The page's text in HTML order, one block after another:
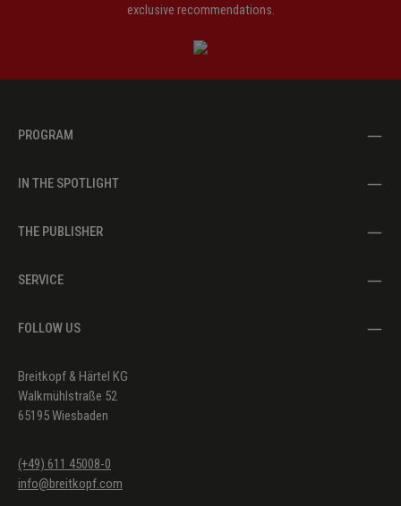
exclusive recommendations.
PROGRAM
IN THE SPOTLIGHT
THE PUBLISHER
SERVICE
FOLLOW US
Breitkopf & Härtel KG
Walkmühlstraße 52
65195 Wiesbaden
(+49) 611 45008-0
info@breitkopf.com